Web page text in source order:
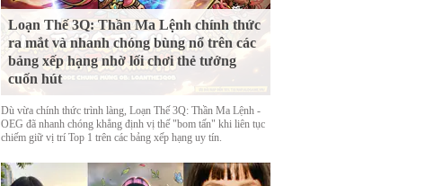
Loạn Thế 3Q: Thần Ma Lệnh chính thức
ra mắt và nhanh chóng bùng nổ trên các
bảng xếp hạng nhờ lối chơi thẻ tướng
cuốn hút
Dù vừa chính thức trình làng, Loạn Thế 3Q: Thần Ma Lệnh -
OEG đã nhanh chóng khẳng định vị thế "bom tấn" khi liên tục
chiếm giữ vị trí Top 1 trên các bảng xếp hạng uy tín.